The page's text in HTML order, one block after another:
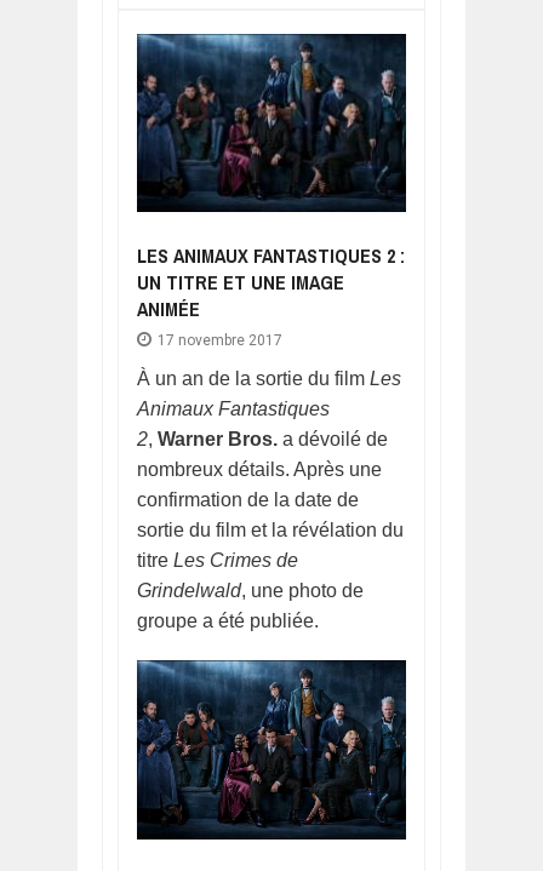
LES ANIMAUX FANTASTIQUES 2 :
UN TITRE ET UNE IMAGE
ANIMÉE
17 novembre 2017
À un an de la sortie du film Les
Animaux Fantastiques
2, Warner Bros. a dévoilé de
nombreux détails. Après une
confirmation de la date de
sortie du film et la révélation du
titre Les Crimes de
Grindelwald, une photo de
groupe a été publiée.